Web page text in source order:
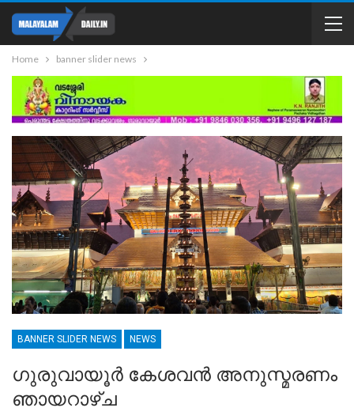
Home banner slider news
BANNER SLIDER NEWS NEWS
ഗുരുവായൂര്‍ കേശവൻ അനുസ്മരണം
ഞായറാഴ്ച